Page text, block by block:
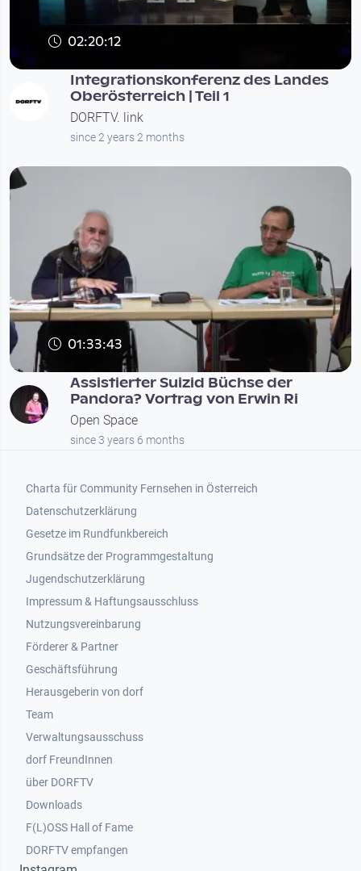
02:20:12
Integrationskonferenz des Landes
Oberösterreich | Teil 1
DORFTV. link
since 2 years 2 months
01:33:43
Assistierter Suizid Büchse der
Pandora? Vortrag von Erwin Ri
Open Space
since 3 years 6 months
Footer 1
Charta für Community Fernsehen in Österreich
Datenschutzerklärung
Gesetze im Rundfunkbereich
Grundsätze der Programmgestaltung
Jugendschutzerklärung
Impressum & Haftungsausschluss
Nutzungsvereinbarung
Footer 2
Förderer & Partner
Geschäftsführung
Herausgeberin von dorf
Team
Verwaltungsausschuss
dorf FreundInnen
Footer 3
über DORFTV
Downloads
F(L)OSS Hall of Fame
Footer 4
DORFTV empfangen